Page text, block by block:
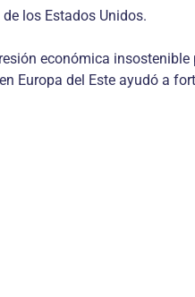
los Estados Unidos.
económica
Europa del Este ayudó a